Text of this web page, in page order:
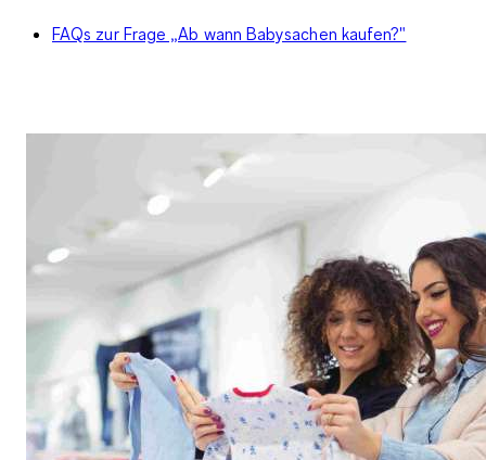
FAQs zur Frage „Ab wann Babysachen kaufen?"